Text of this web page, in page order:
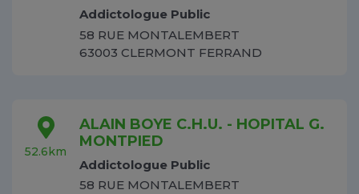
Addictologue Public
58 RUE MONTALEMBERT
63003 CLERMONT FERRAND
52.6km
ALAIN BOYE C.H.U. - HOPITAL G.
MONTPIED
Addictologue Public
58 RUE MONTALEMBERT